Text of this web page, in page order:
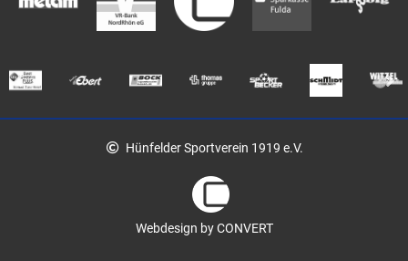
Hünfelder Sportverein 1919 e.V.
Webdesign by CONVERT